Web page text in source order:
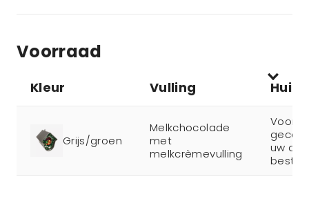
Voorraad
Kleur Vulling
Grijs/groen
Melkchocolade
met
melkcrèmevulling
uw